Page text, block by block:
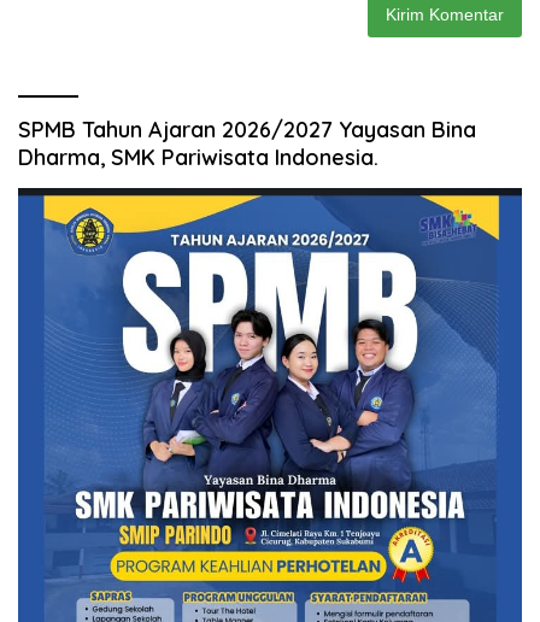
SPMB Tahun Ajaran 2026/2027 Yayasan Bina
Dharma, SMK Pariwisata Indonesia.